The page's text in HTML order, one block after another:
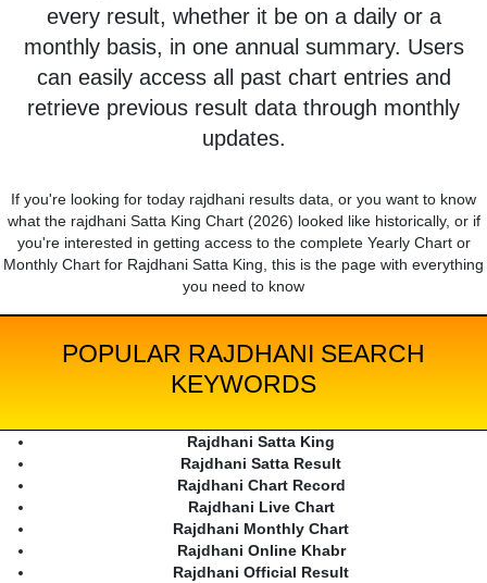
every result, whether it be on a daily or a
monthly basis, in one annual summary. Users
can easily access all past chart entries and
retrieve previous result data through monthly
updates.
If you're looking for today rajdhani results data, or you want to know
what the rajdhani Satta King Chart (2026) looked like historically, or if
you're interested in getting access to the complete Yearly Chart or
Monthly Chart for Rajdhani Satta King, this is the page with everything
you need to know
POPULAR RAJDHANI SEARCH
KEYWORDS
Rajdhani Satta King
Rajdhani Satta Result
Rajdhani Chart Record
Rajdhani Live Chart
Rajdhani Monthly Chart
Rajdhani Online Khabr
Rajdhani Official Result